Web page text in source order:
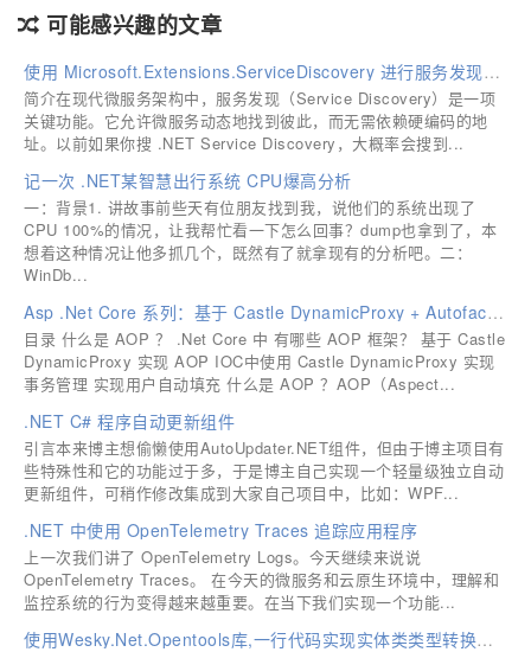
可能感兴趣的文章
使用 Microsoft.Extensions.ServiceDiscovery 进行服务发现并调用
简介在现代微服务架构中，服务发现（Service Discovery）是一项
关键功能。它允许微服务动态地找到彼此，而无需依赖硬编码的地
址。以前如果你搜 .NET Service Discovery，大概率会搜到...
记一次 .NET某智慧出行系统 CPU爆高分析
一：背景1. 讲故事前些天有位朋友找到我，说他们的系统出现了
CPU 100%的情况，让我帮忙看一下怎么回事？dump也拿到了，本
想着这种情况让他多抓几个，既然有了就拿现有的分析吧。二：
WinDb...
Asp .Net Core 系列：基于 Castle DynamicProxy + Autofac 实践 AOP 以及实现事务、用户填充功能
目录 什么是 AOP ？ .Net Core 中 有哪些 AOP 框架？ 基于 Castle
DynamicProxy 实现 AOP IOC中使用 Castle DynamicProxy 实现
事务管理 实现用户自动填充 什么是 AOP ？AOP（Aspect...
.NET C# 程序自动更新组件
引言本来博主想偷懒使用AutoUpdater.NET组件，但由于博主项目有
些特殊性和它的功能过于多，于是博主自己实现一个轻量级独立自动
更新组件，可稍作修改集成到大家自己项目中，比如：WPF...
.NET 中使用 OpenTelemetry Traces 追踪应用程序
上一次我们讲了 OpenTelemetry Logs。今天继续来说说
OpenTelemetry Traces。 在今天的微服务和云原生环境中，理解和
监控系统的行为变得越来越重要。在当下我们实现一个功能...
使用Wesky.Net.Opentools库,一行代码实现实体类类型转换为Json格式字符串